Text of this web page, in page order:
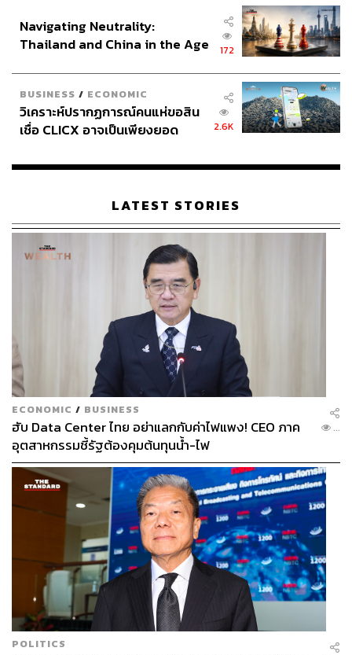
Navigating Neutrality:
Thailand and China in the Age
172
BUSINESS / ECONOMIC
วิเคราะห์ปรากฏการณ์คนแห่ขอสิน
เชื่อ CLICX อาจเป็นเพียงยอด
เรือนไทยที่ถูกซุกไว้
2.6K
LATEST STORIES
ECONOMIC / BUSINESS
ฮับ Data Center ไทย อย่าแลกกับค่าไฟแพง! CEO ภาค
อุตสาหกรรมชี้รัฐต้องคุมต้นทุนน้ำ-ไฟ
...
POLITICS